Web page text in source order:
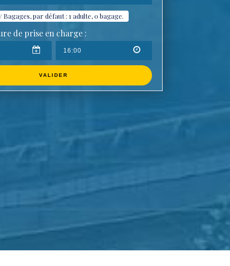
Bagages, par défaut : 1 adulte, 0 bagage.
de prise en charge :
VALIDER